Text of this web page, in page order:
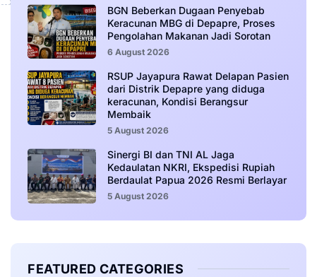
BGN Beberkan Dugaan Penyebab
Keracunan MBG di Depapre, Proses
Pengolahan Makanan Jadi Sorotan
6 August 2026
RSUP Jayapura Rawat Delapan Pasien
dari Distrik Depapre yang diduga
keracunan, Kondisi Berangsur
Membaik
5 August 2026
Sinergi BI dan TNI AL Jaga
Kedaulatan NKRI, Ekspedisi Rupiah
Berdaulat Papua 2026 Resmi Berlayar
5 August 2026
FEATURED CATEGORIES